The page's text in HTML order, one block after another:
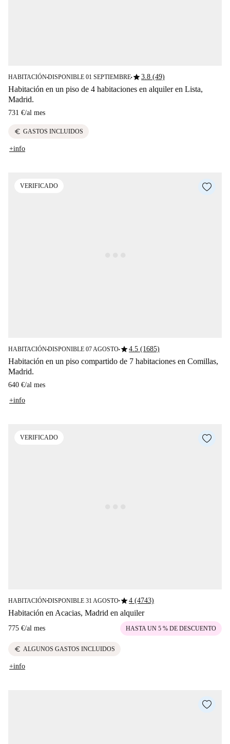
HABITACIÓN■DISPONIBLE 01 SEPTIEMBRE■star3.8 (49)
Habitación en un piso de 4 habitaciones en alquiler en Lista,
Madrid.
731 €/al mes
euro GASTOS INCLUIDOS
+info
VERIFICADO
HABITACIÓN■DISPONIBLE 07 AGOSTO■star4.5 (1685)
Habitación en un piso compartido de 7 habitaciones en Comillas,
Madrid.
640 €/al mes
+info
VERIFICADO
HABITACIÓN■DISPONIBLE 31 AGOSTO■star4 (4743)
Habitación en Acacias, Madrid en alquiler
775 €/al mes HASTA UN 5 % DE DESCUENTO
euro ALGUNOS GASTOS INCLUIDOS
+info